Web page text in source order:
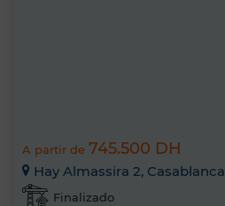
A partir de 745.500 DH
Hay Almassira 2, Casablanca
Finalizado